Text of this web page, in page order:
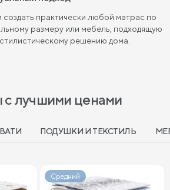
матрасы
матрасы
пружинами 180х200 см
практически любой матрас по
размеру или мебель, подходящую
решению дома.
с лучшими ценами
ПОДУШКИ И ТЕКСТИЛЬ
Средний